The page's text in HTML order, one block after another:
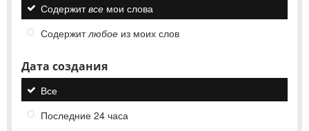
Содержитвсе мои слова
Содержитлюбое из моих слов
Дата создания
Все
Последние 24 часа